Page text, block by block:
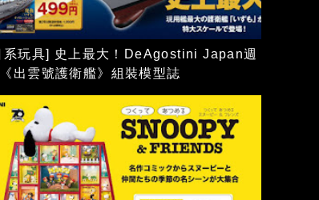
系玩具] 史上最大！DeAgostini Japan週
出雲號護衛艦》組裝模型誌